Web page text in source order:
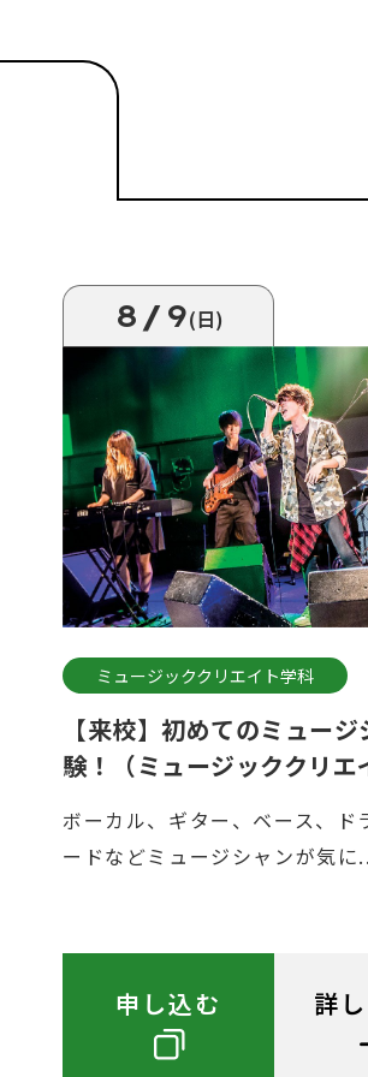
8/9(日)
ミュージッククリエイト学科
【来校】初めてのミュー
験！（ミュージッククリエ
ボーカル、ギター、ベース、ド
ードなどミュージシャンが気に
申し込む 詳